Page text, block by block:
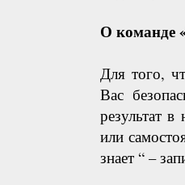
О команде
Для того,
Вас
результат
или
знает “ –